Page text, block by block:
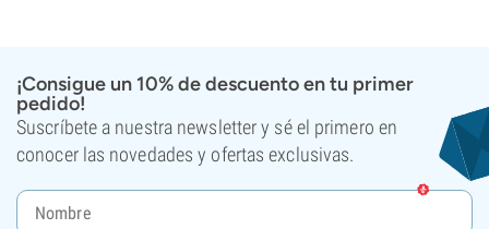
¡Consigue un 10% de descuento en tu primer
pedido!
Suscríbete a nuestra newsletter y sé el primero en
conocer las novedades y ofertas exclusivas.